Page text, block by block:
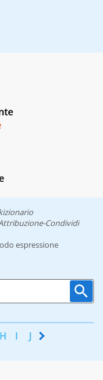
Condividi
espressione
H I J K